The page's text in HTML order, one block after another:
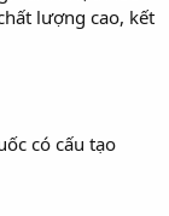
lượng cao, kết
có cấu tạo